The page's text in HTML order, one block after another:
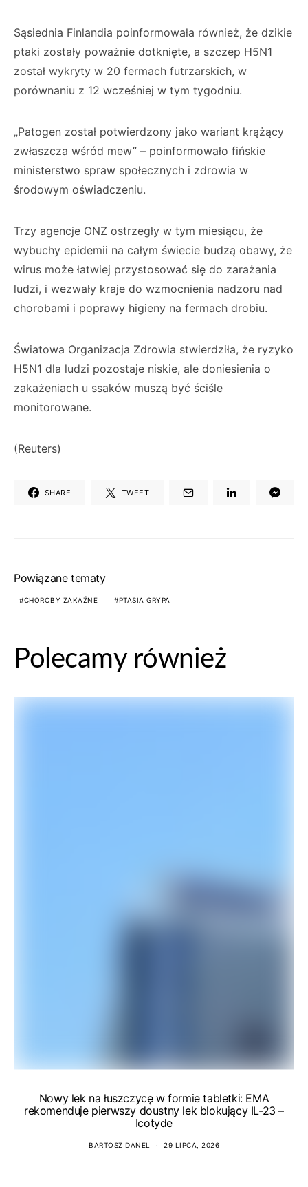
Sąsiednia Finlandia poinformowała również, że dzikie
ptaki zostały poważnie dotknięte, a szczep H5N1
został wykryty w 20 fermach futrzarskich, w
porównaniu z 12 wcześniej w tym tygodniu.
„Patogen został potwierdzony jako wariant krążący
zwłaszcza wśród mew” – poinformowało fińskie
ministerstwo spraw społecznych i zdrowia w
środowym oświadczeniu.
Trzy agencje ONZ ostrzegły w tym miesiącu, że
wybuchy epidemii na całym świecie budzą obawy, że
wirus może łatwiej przystosować się do zarażania
ludzi, i wezwały kraje do wzmocnienia nadzoru nad
chorobami i poprawy higieny na fermach drobiu.
Światowa Organizacja Zdrowia stwierdziła, że ryzyko
H5N1 dla ludzi pozostaje niskie, ale doniesienia o
zakażeniach u ssaków muszą być ściśle
monitorowane.
(Reuters)
SHARE TWEET
Powiązane tematy
CHOROBY ZAKAŹNE PTASIA GRYPA
Polecamy również
Nowy lek na łuszczycę w formie tabletki: EMA
rekomenduje pierwszy doustny lek blokujący IL-23 –
Icotyde
BARTOSZ DANEL 29 LIPCA, 2026